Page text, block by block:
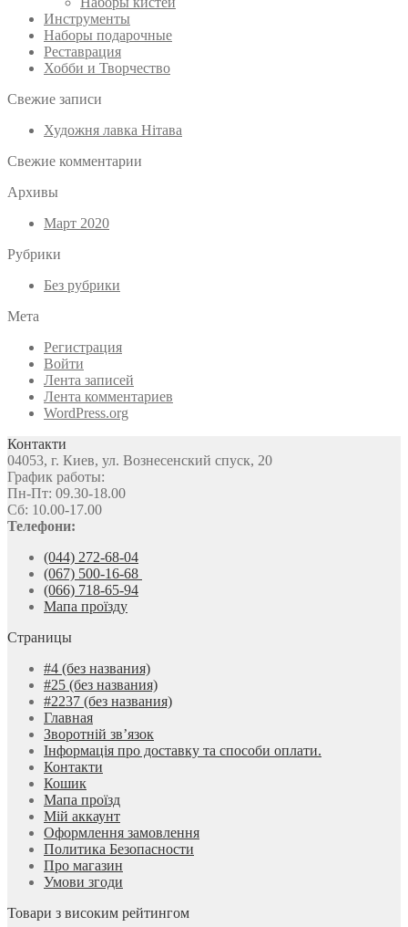
Инструменты
Наборы подарочные
Реставрация
Хобби и Творчество
Свежие записи
Художня лавка Нітава
Свежие комментарии
Архивы
Март 2020
Рубрики
Без рубрики
Мета
Регистрация
Войти
Лента записей
Лента комментариев
WordPress.org
Контакти
04053, г. Киев, ул. Вознесенский спуск, 20
График работы:
Пн-Пт: 09.30-18.00
Сб: 10.00-17.00
Телефони:
(044) 272-68-04
(067) 500-16-68
(066) 718-65-94
Мапа проїзду
Страницы
#4 (без названия)
#25 (без названия)
#2237 (без названия)
Главная
Зворотній зв’язок
Інформація про доставку та способи оплати.
Контакти
Кошик
Мапа проїзд
Мій аккаунт
Оформлення замовлення
Политика Безопасности
Про магазин
Умови згоди
Товари з високим рейтингом